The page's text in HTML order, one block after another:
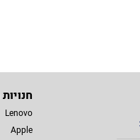
Lenovo
Apple